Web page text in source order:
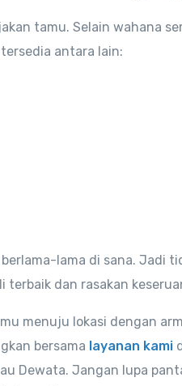
tamu. Selain wahana
antara lain:
lama di sana. Jadi
terbaik dan rasakan
menuju lokasi dengan
bersama layanan kami
Dewata. Jangan lupa